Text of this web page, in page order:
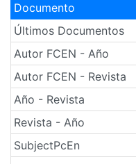
Documento
Últimos Documentos
Autor FCEN - Año
Autor FCEN - Revista
Año - Revista
Revista - Año
SubjectPcEn